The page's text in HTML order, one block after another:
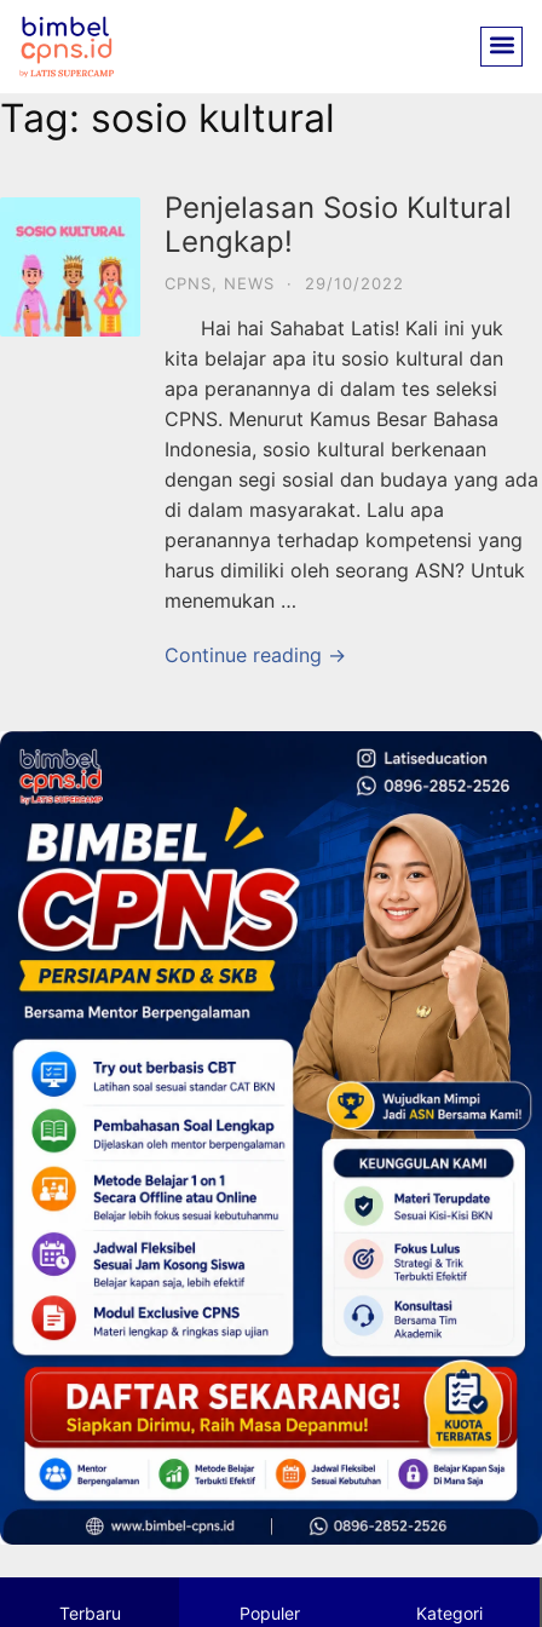
Tag: sosio kultural
Penjelasan Sosio Kultural
Lengkap!
CPNS NEWS · 29/10/2022
Hai hai Sahabat Latis! Kali ini yuk
kita belajar apa itu sosio kultural dan
apa peranannya di dalam tes seleksi
CPNS. Menurut Kamus Besar Bahasa
Indonesia, sosio kultural berkenaan
dengan segi sosial dan budaya yang ada
di dalam masyarakat. Lalu apa
peranannya terhadap kompetensi yang
harus dimiliki oleh seorang ASN? Untuk
menemukan …
Continue reading →
Terbaru Populer Kategori